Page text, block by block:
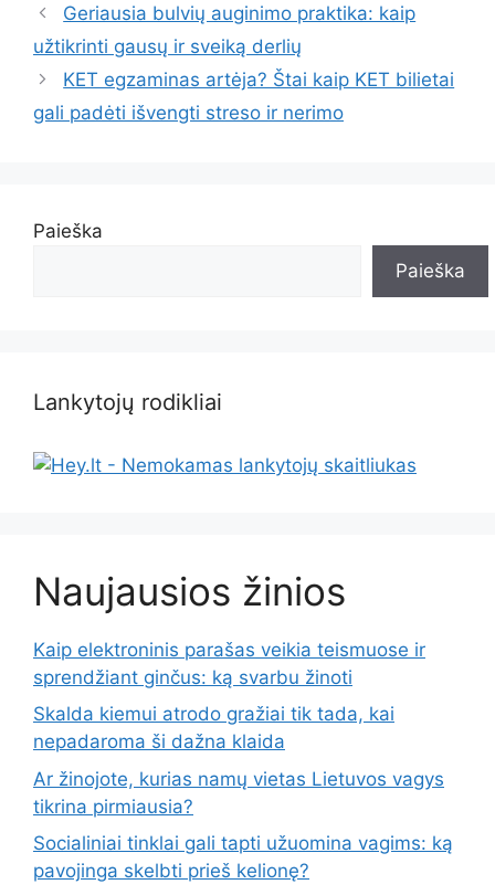
Geriausia bulvių auginimo praktika: kaip
užtikrinti gausų ir sveiką derlių
KET egzaminas artėja? Štai kaip KET bilietai
gali padėti išvengti streso ir nerimo
Paieška
Paieška
Lankytojų rodikliai
Naujausios žinios
Kaip elektroninis parašas veikia teismuose ir
sprendžiant ginčus: ką svarbu žinoti
Skalda kiemui atrodo gražiai tik tada, kai
nepadaroma ši dažna klaida
Ar žinojote, kurias namų vietas Lietuvos vagys
tikrina pirmiausia?
Socialiniai tinklai gali tapti užuomina vagims: ką
pavojinga skelbti prieš kelionę?